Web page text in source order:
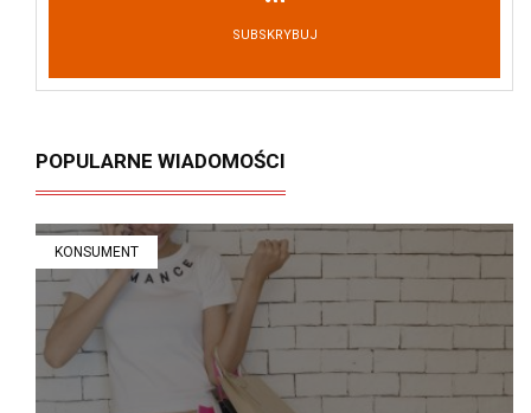
SUBSKRYBUJ
POPULARNE WIADOMOŚCI
KONSUMENT